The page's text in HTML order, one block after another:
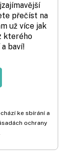
přečíst na
už více jak
kterého
baví!
ke sbírání a
ochrany